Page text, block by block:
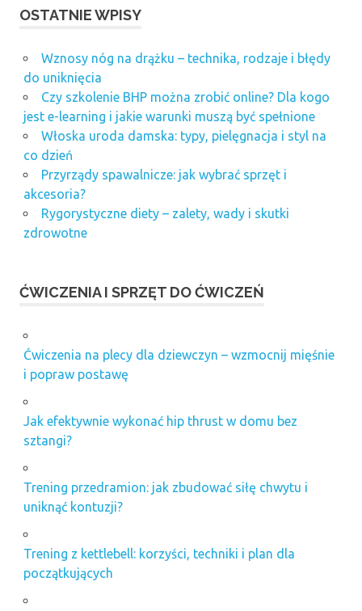
OSTATNIE WPISY
Wznosy nóg na drążku – technika, rodzaje i błędy
do uniknięcia
Czy szkolenie BHP można zrobić online? Dla kogo
jest e-learning i jakie warunki muszą być spełnione
Włoska uroda damska: typy, pielęgnacja i styl na
co dzień
Przyrządy spawalnicze: jak wybrać sprzęt i
akcesoria?
Rygorystyczne diety – zalety, wady i skutki
zdrowotne
ĆWICZENIA I SPRZĘT DO ĆWICZEŃ
Ćwiczenia na plecy dla dziewczyn – wzmocnij mięśnie
i popraw postawę
Jak efektywnie wykonać hip thrust w domu bez
sztangi?
Trening przedramion: jak zbudować siłę chwytu i
uniknąć kontuzji?
Trening z kettlebell: korzyści, techniki i plan dla
początkujących